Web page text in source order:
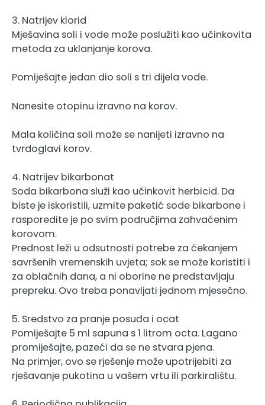
3. Natrijev klorid
Mješavina soli i vode može poslužiti kao učinkovita
metoda za uklanjanje korova.
Pomiješajte jedan dio soli s tri dijela vode.
Nanesite otopinu izravno na korov.
Mala količina soli može se nanijeti izravno na
tvrdoglavi korov.
4. Natrijev bikarbonat
Soda bikarbona služi kao učinkovit herbicid. Da
biste je iskoristili, uzmite paketić sode bikarbone i
rasporedite je po svim područjima zahvaćenim
korovom.
Prednost leži u odsutnosti potrebe za čekanjem
savršenih vremenskih uvjeta; sok se može koristiti i
za oblačnih dana, a ni oborine ne predstavljaju
prepreku. Ovo treba ponavljati jednom mjesečno.
5. Sredstvo za pranje posuđa i ocat
Pomiješajte 5 ml sapuna s 1 litrom octa. Lagano
promiješajte, pazeći da se ne stvara pjena.
Na primjer, ovo se rješenje može upotrijebiti za
rješavanje pukotina u vašem vrtu ili parkiralištu.